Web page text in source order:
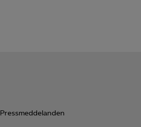
Pressmeddelanden